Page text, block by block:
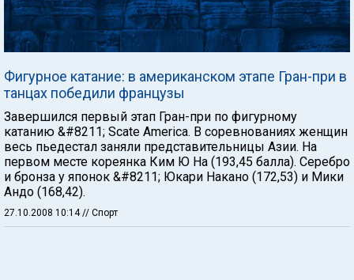
Фигурное катание: в американском этапе Гран-при в
танцах победили французы
Завершился первый этап Гран-при по фигурному
катанию &#8211; Scate America. В соревнованиях женщин
весь пьедестал заняли представительницы Азии. На
первом месте кореянка Ким Ю На (193,45 балла). Серебро
и бронза у японок &#8211; Юкари Накано (172,53) и Мики
Андо (168,42).
27.10.2008 10:14 // Спорт